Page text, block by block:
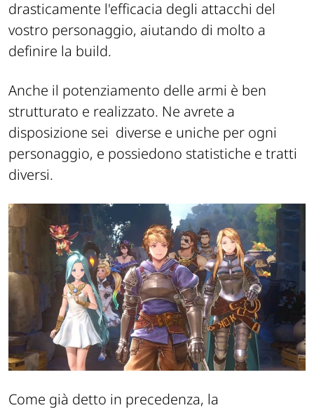
drasticamente l'efficacia degli attacchi del
vostro personaggio, aiutando di molto a
definire la build.
Anche il potenziamento delle armi è ben
strutturato e realizzato. Ne avrete a
disposizione sei diverse e uniche per ogni
personaggio, e possiedono statistiche e tratti
diversi.
Come già detto in precedenza, la